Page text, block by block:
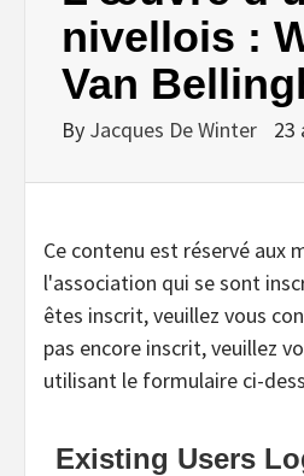
nivellois :
Van
By Jacques De Winter 23
Ce contenu est réservé aux
l'association qui se sont
êtes inscrit, veuillez vous
pas encore inscrit, veuillez
utilisant le formulaire ci-
Existing Users